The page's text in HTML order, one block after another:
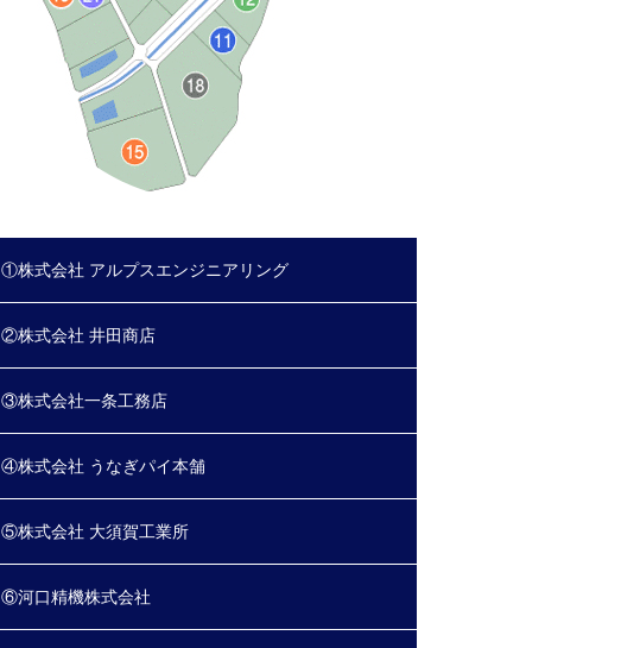
①株式会社 アルプスエンジニアリング
②株式会社 井田商店
③株式会社一条工務店
④株式会社 うなぎパイ本舗
⑤株式会社 大須賀工業所
⑥河口精機株式会社